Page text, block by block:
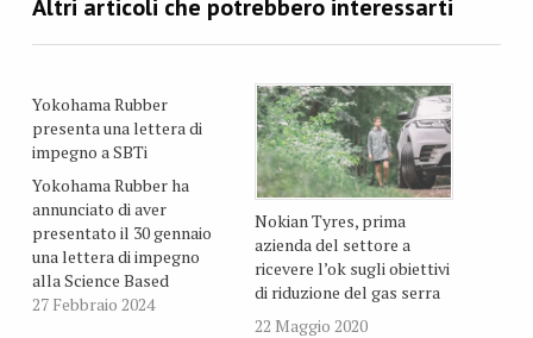
Yokohama Rubber
presenta una lettera di
impegno a SBTi
Yokohama Rubber ha
annunciato di aver
presentato il 30 gennaio
una lettera di impegno
alla Science Based
Targets Initiative (SBTi),
27 Febbraio 2024
Nokian Tyres, prima
azienda del settore a
ricevere l’ok sugli obiettivi
di riduzione del gas serra
22 Maggio 2020